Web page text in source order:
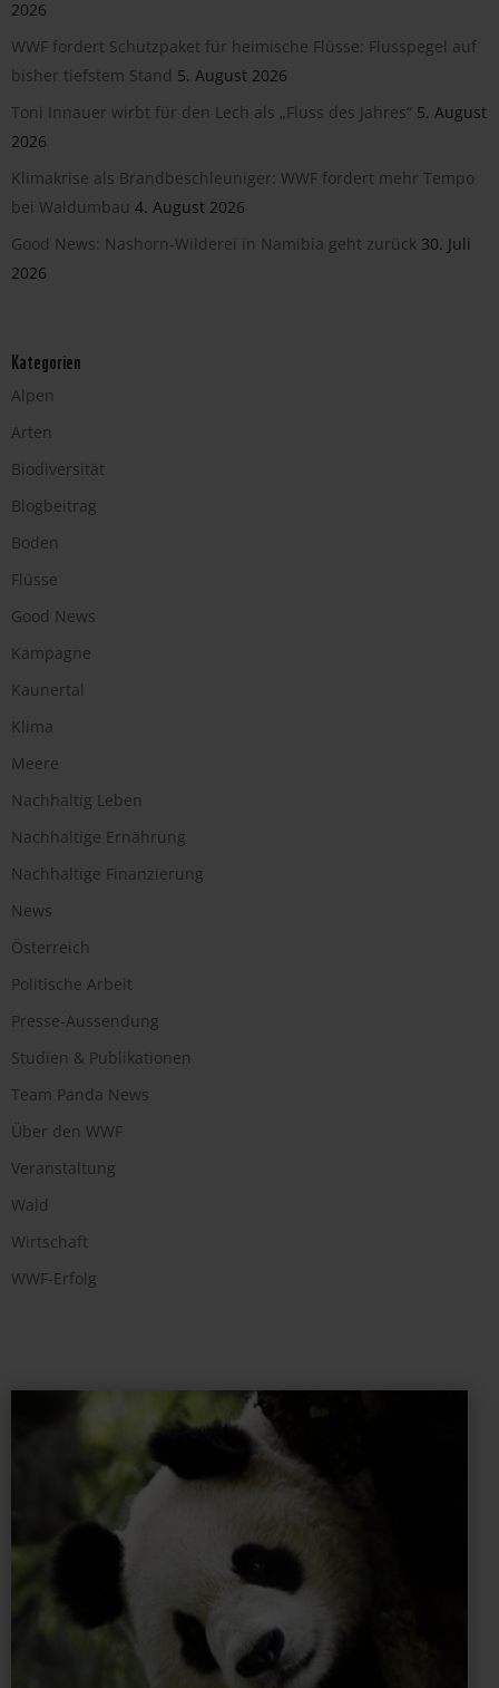
2026
WWF fordert Schutzpaket für heimische Flüsse: Flusspegel auf
bisher tiefstem Stand 5. August 2026
Toni Innauer wirbt für den Lech als „Fluss des Jahres“ 5. August
2026
Klimakrise als Brandbeschleuniger: WWF fordert mehr Tempo
bei Waldumbau 4. August 2026
Good News: Nashorn-Wilderei in Namibia geht zurück 30. Juli
2026
Kategorien
Alpen
Arten
Biodiversität
Blogbeitrag
Boden
Flüsse
Good News
Kampagne
Kaunertal
Klima
Meere
Nachhaltig Leben
Nachhaltige Ernährung
Nachhaltige Finanzierung
News
Österreich
Politische Arbeit
Presse-Aussendung
Studien & Publikationen
Team Panda News
Über den WWF
Veranstaltung
Wald
Wirtschaft
WWF-Erfolg